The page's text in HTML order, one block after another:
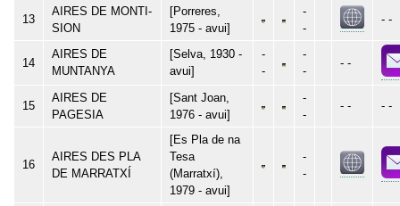
13
AIRES DE MONTI-
SION
[Porreres,
1975 - avui]
-
-
- -
14
AIRES DE
MUNTANYA
[Selva, 1930 -
avui]
-
-
-
-
- -
15
AIRES DE
PAGESIA
[Sant Joan,
1976 - avui]
-
-
- - - -
16
AIRES DES PLA
DE MARRATXÍ
[Es Pla de na
Tesa
(Marratxí),
1979 - avui]
-
-